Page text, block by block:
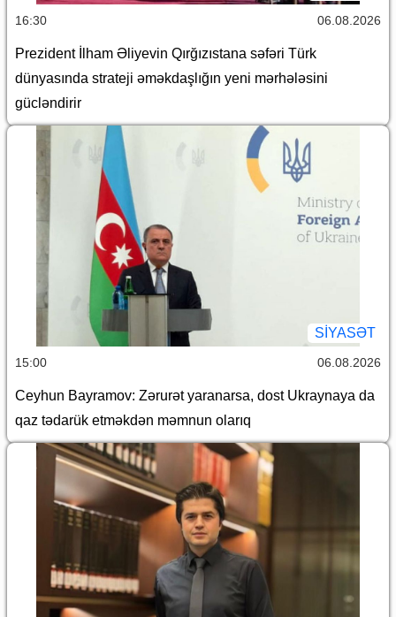
16:30 06.08.2026
Prezident İlham Əliyevin Qırğızıstana səfəri Türk
dünyasında strateji əməkdaşlığın yeni mərhələsini
gücləndirir
SİYASƏT
15:00 06.08.2026
Ceyhun Bayramov: Zərurət yaranarsa, dost Ukraynaya da
qaz tədarük etməkdən məmnun olarıq